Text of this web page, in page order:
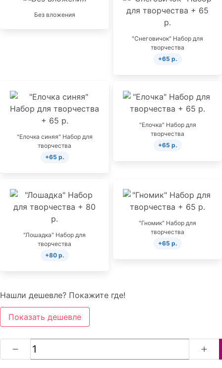
Без вложения
"Снеговичок" Набор для
творчества
+65 р.
"Елочка синяя" Набор для
творчества
+65 р.
"Елочка" Набор для
творчества
+65 р.
"Лошадка" Набор для
творчества
+80 р.
"Гномик" Набор для
творчества
+65 р.
Нашли дешевле? Покажите где!
Показать дешевле